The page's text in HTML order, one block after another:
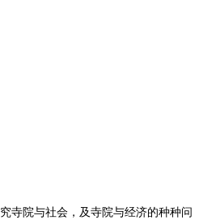
寺院与社会，及寺院与经济的种种问